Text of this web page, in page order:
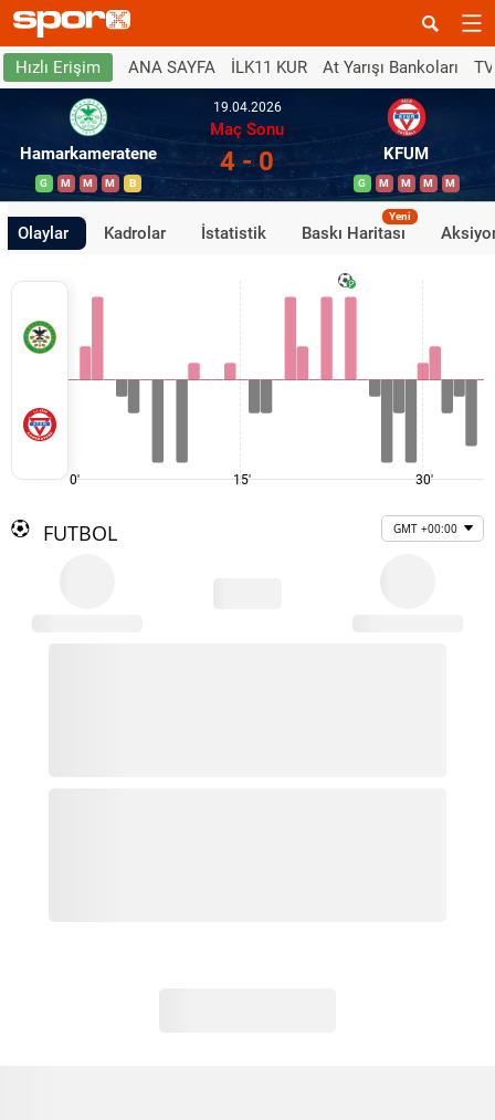
Hızlı Erişim ANA SAYFA İLK11 KUR At Yarışı Bankoları
Hamarkameratene
G M M M B
19.04.2026
Maç Sonu
4 - 0 KFUM
G M M M M
Olaylar Kadrolar İstatistik Baskı Haritası
Yeni
0' 15' 30'
FUTBOL GMT +00:00